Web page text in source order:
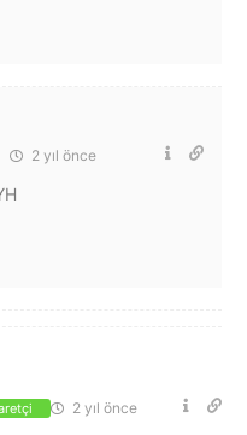
2 yıl önce
2 yıl önce